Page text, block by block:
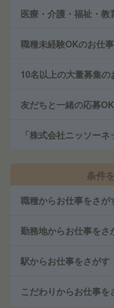
医療・介護・福祉・教
職種未経験OKのお仕事
10名以上の大量募集の
友だちと一緒の応募
「株式会社ニッソー
条件
職種からお仕事をさが
勤務地からお仕事をさ
駅からお仕事をさがす
こだわりからお仕事を